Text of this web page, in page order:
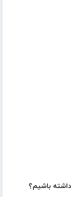
داشته باشیم؟